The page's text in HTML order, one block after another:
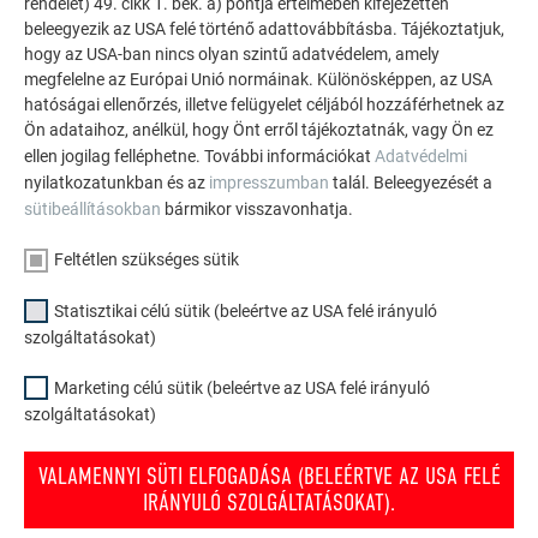
sokoldalúan felhasználható az alumínium. Fedezzen fel
további lenyűgöző projekteket a tartós PREFA
alumínium megoldásokkal tetőkhöz, napelemekhez és
homlokzatokhoz.
TEKINTSE MEG TOVÁBBI REFERENCIÁINKAT
rendelet) 49. cikk 1. bek. a) pontja értelmében kifejezetten
beleegyezik az USA felé történő adattovábbításba. Tájékoztatjuk,
hogy az USA-ban nincs olyan szintű adatvédelem, amely
megfelelne az Európai Unió normáinak. Különösképpen, az USA
hatóságai ellenőrzés, illetve felügyelet céljából hozzáférhetnek az
Ön adataihoz, anélkül, hogy Önt erről tájékoztatnák, vagy Ön ez
ellen jogilag felléphetne. További információkat Adatvédelmi
nyilatkozatunkban és az impresszumban talál. Beleegyezését a
sütibeállításokban bármikor visszavonhatja.
Feltétlen szükséges sütik
Statisztikai célú sütik (beleértve az USA felé irányuló
szolgáltatásokat)
Marketing célú sütik (beleértve az USA felé irányuló
szolgáltatásokat)
VALAMENNYI SÜTI ELFOGADÁSA (BELEÉRTVE AZ USA FELÉ
IRÁNYULÓ SZOLGÁLTATÁSOKAT).